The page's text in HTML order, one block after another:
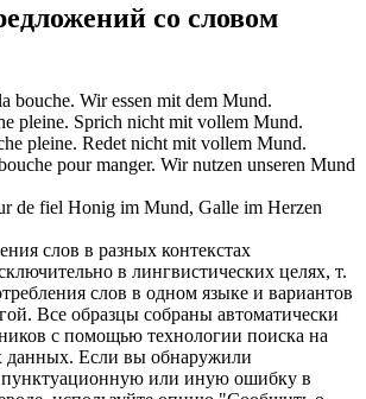
со словом
bouche. Wir essen mit dem Mund.
pleine. Sprich nicht mit vollem Mund.
pleine. Redet nicht mit vollem Mund.
pour manger. Wir nutzen unseren Mund
de fiel Honig im Mund, Galle im Herzen
слов в разных контекстах
в лингвистических целях, т.
слов в одном языке и вариантов
Все образцы собраны автоматически
с помощью технологии поиска на
данных. Если вы обнаружили
или иную ошибку в